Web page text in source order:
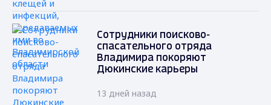
Сотрудники поисково-
спасательного отряда
Владимира покоряют
Дюкинские карьеры
13 дней назад